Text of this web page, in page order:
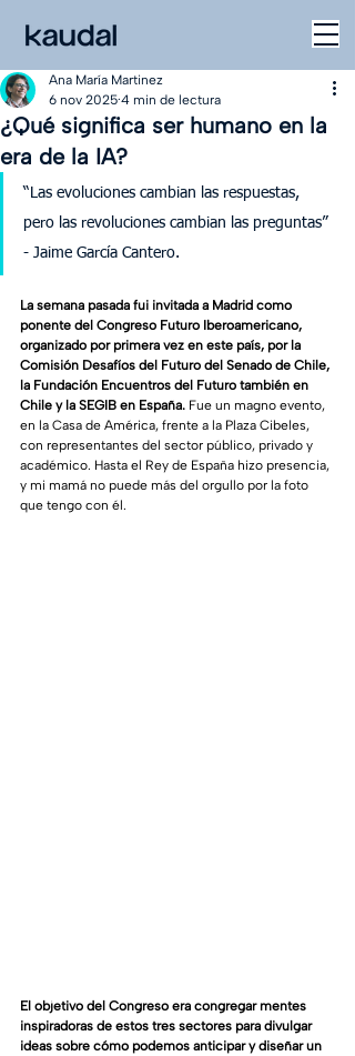
¿Qué significa ser humano en la
era de la IA?
Ana María Martinez
6 nov 2025 4 min de lectura
“Las evoluciones cambian las respuestas,
pero las revoluciones cambian las preguntas”
- Jaime García Cantero.
La semana pasada fui invitada a Madrid como
ponente del Congreso Futuro Iberoamericano,
organizado por primera vez en este país, por la
Comisión Desafíos del Futuro del Senado de Chile,
la Fundación Encuentros del Futuro también en
Chile y la SEGIB en España. Fue un magno evento,
en la Casa de América, frente a la Plaza Cibeles,
con representantes del sector público, privado y
académico. Hasta el Rey de España hizo presencia,
y mi mamá no puede más del orgullo por la foto
que tengo con él.
El objetivo del Congreso era congregar mentes
inspiradoras de estos tres sectores para divulgar
ideas sobre cómo podemos anticipar y diseñar un